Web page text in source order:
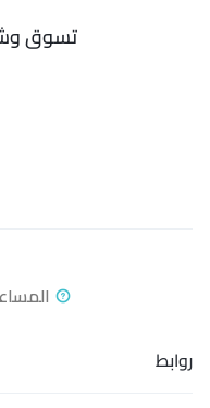
تسوق
روابط